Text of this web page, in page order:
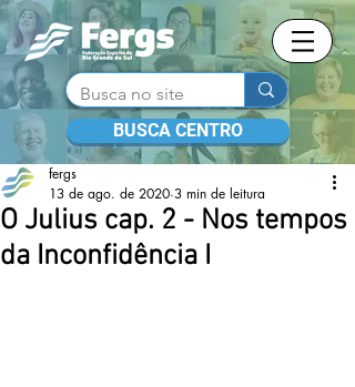
BUSCA CENTRO
O Julius cap. 2 - Nos tempos
da Inconfidência I
fergs
13 de ago. de 2020 3 min de leitura